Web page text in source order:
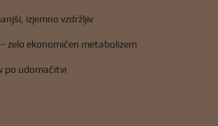
izjemno vzdržljiv
zelo ekonomičen metabolizem
po udomačitvi